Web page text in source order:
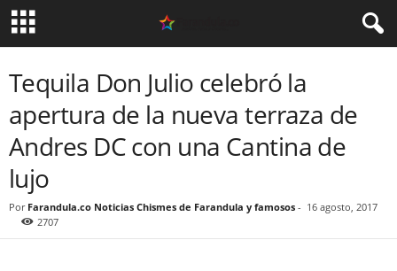
Tequila Don Julio celebró la
apertura de la nueva terraza de
Andres DC con una Cantina de
lujo
Por Farandula.co Noticias Chismes de Farandula y famosos - 16 agosto, 2017
2707